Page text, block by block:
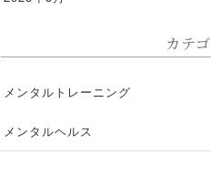
カテ
メンタルトレーニング
メンタルヘルス